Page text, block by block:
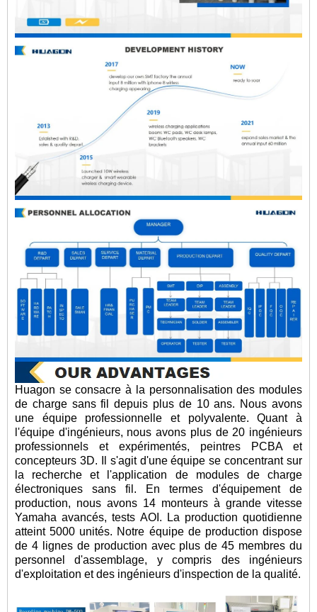
Huagon se consacre à la personnalisation des modules
de charge sans fil depuis plus de 10 ans. Nous avons
une équipe professionnelle et polyvalente. Quant à
l'équipe d'ingénieurs, nous avons plus de 20 ingénieurs
professionnels et expérimentés, peintres PCBA et
concepteurs 3D. Il s'agit d'une équipe se concentrant sur
la recherche et l'application de modules de charge
électroniques sans fil. En termes d'équipement de
production, nous avons 14 monteurs à grande vitesse
Yamaha avancés, tests AOI. La production quotidienne
atteint 5000 unités. Notre équipe de production dispose
de 4 lignes de production avec plus de 45 membres du
personnel d'assemblage, y compris des ingénieurs
d'exploitation et des ingénieurs d'inspection de la qualité.